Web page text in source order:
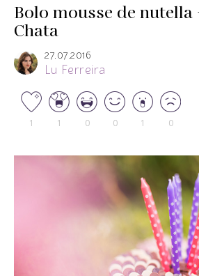
Bolo mousse de nutella
Chata
27.07.2016
Lu Ferreira
1 1 0 0 1 0